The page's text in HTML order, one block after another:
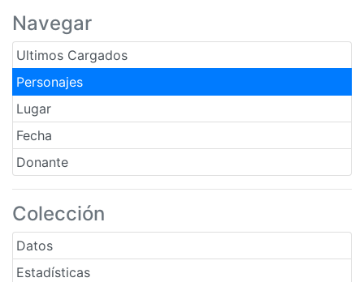
Navegar
Ultimos Cargados
Personajes
Lugar
Fecha
Donante
Colección
Datos
Estadísticas